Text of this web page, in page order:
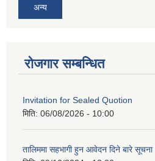
अन्य
रोजगार सम्बन्धित
Invitation for Sealed Quotion
मिति: 06/08/2026 - 10:00
तालिममा सहभागी हुन आवेदन दिने बारे सूचना